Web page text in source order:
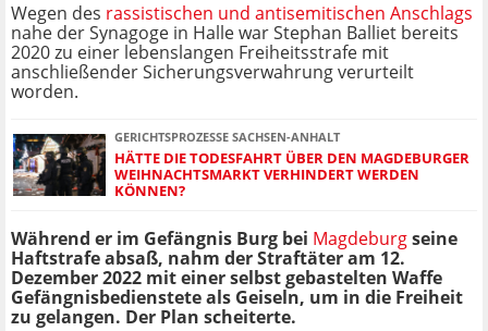
Wegen des rassistischen und antisemitischen Anschlags
nahe der Synagoge in Halle war Stephan Balliet bereits
2020 zu einer lebenslangen Freiheitsstrafe mit
anschließender Sicherungsverwahrung verurteilt
worden.
GERICHTSPROZESSE SACHSEN-ANHALT
HÄTTE DIE TODESFAHRT ÜBER DEN MAGDEBURGER
WEIHNACHTSMARKT VERHINDERT WERDEN
KÖNNEN?
Während er im Gefängnis Burg bei Magdeburgseine
Haftstrafe absaß, nahm der Straftäter am 12.
Dezember 2022 mit einer selbst gebastelten Waffe
Gefängnisbedienstete als Geiseln, um in die Freiheit
zu gelangen. Der Plan scheiterte.